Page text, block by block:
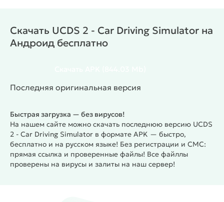
вкладывать в прокачку автомобиля или
приобретёт новый с лучшими характеристиками.
происходящим сзади через зеркала заднего вида,
разнообразный геймплей. #Жанр:
Казуальные / Симуляторы Открытый мир /
Многопользовательские / Соревновательные /
Однопользовательские
Скачать UCDS 2 - Car Driving Simulator на
Андроид бесплатно
Последняя оригинальная версия
Быстрая загрузка — без вирусов!
На нашем сайте можно скачать последнюю версию UCDS
2 - Car Driving Simulator в формате APK — быстро,
бесплатно и на русском языке! Без регистрации и СМС:
прямая ссылка и проверенные файлы! Все файллы
проверены на вирусы и залиты на наш сервер!